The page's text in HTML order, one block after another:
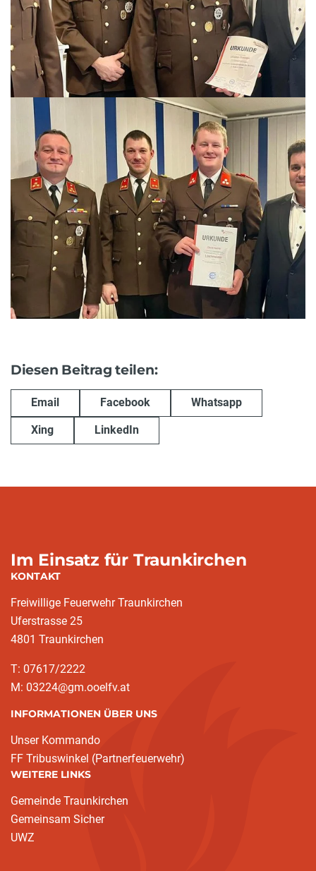
Diesen Beitrag teilen:
Email Facebook Whatsapp
Xing LinkedIn
Im Einsatz für Traunkirchen
KONTAKT
Freiwillige Feuerwehr Traunkirchen
Uferstrasse 25
4801 Traunkirchen
T: 07617/2222
M: 03224@gm.ooelfv.at
INFORMATIONEN ÜBER UNS
Unser Kommando
FF Tribuswinkel (Partnerfeuerwehr)
WEITERE LINKS
Gemeinde Traunkirchen
Gemeinsam Sicher
UWZ